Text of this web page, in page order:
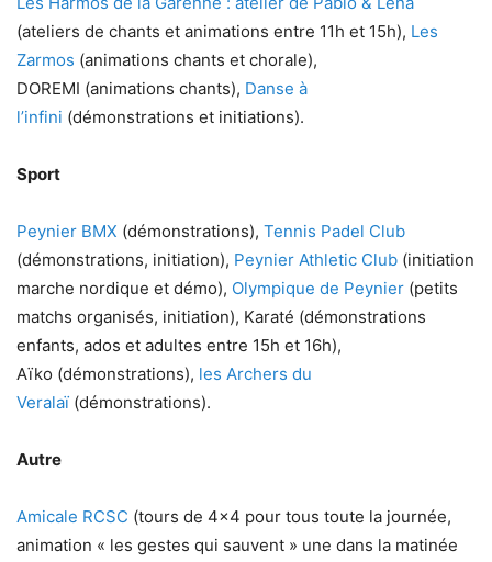
(ateliers de chants et animations entre 11h et 15h), Les
Zarmos (animations chants et chorale),
DOREMI (animations chants), Danse à
l’infini (démonstrations et initiations).
Sport
Peynier BMX (démonstrations), Tennis Padel Club
(démonstrations, initiation), Peynier Athletic Club (initiation
marche nordique et démo), Olympique de Peynier (petits
matchs organisés, initiation), Karaté (démonstrations
enfants, ados et adultes entre 15h et 16h),
Aïko (démonstrations), les Archers du
Veralaï (démonstrations).
Autre
Amicale RCSC (tours de 4×4 pour tous toute la journée,
animation « les gestes qui sauvent » une dans la matinée